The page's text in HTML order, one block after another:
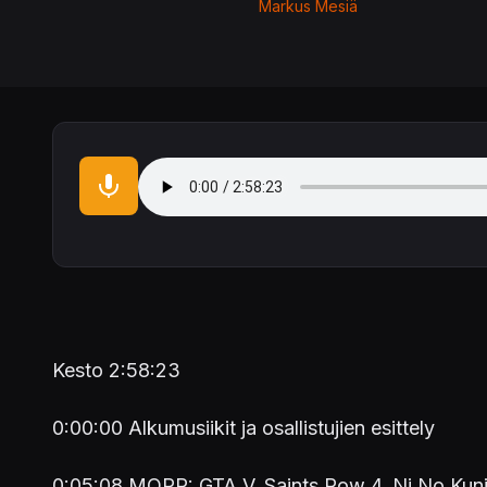
Markus Mesiä
Audio file
Kesto 2:58:23
0:00:00 Alkumusiikit ja osallistujien esittely